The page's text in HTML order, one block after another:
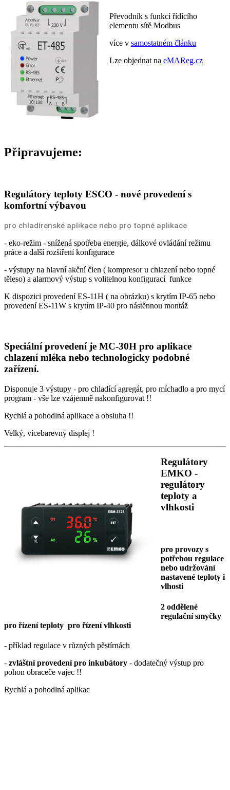
Převodník s funkcí řídícího
elementu sítě Modbus
více v samostatném článku
Lze objednat na eMAReg.cz
Připravujeme:
Regulátory teploty ESCO - nové provedení s
komfortní výbavou
pro chladírenské aplikace nebo pro topné aplikace
- eko-režim - snížená spotřeba energie, dálkové ovládání režimu
práce a další rozšíření konfigurace
- výstupy na hlavní akční člen ( kompresor u chlazení nebo topné
těleso) a alarmový výstup s volitelnou konfigurací funkce
K dispozici provedení ES-11H ( na obrázku) s krytím IP-65 nebo
provedení ES-11W s krytím IP-40 pro nástěnnou montáž
Speciální provedení je MC-30H pro aplikace
chlazení mléka nebo technologicky podobné
zařízení.
Disponuje 3 výstupy - pro chladící agregát, pro míchadlo a pro mycí
program - vše lze vzájemně nakonfigurovat !!
Rychlá a pohodlná aplikace a obsluha !!
Velký, vícebarevný displej !
Regulátory
EMKO -
regulátory
teploty a
vlhkosti
pro provozy s
potřebou regulace
nebo udržování
nastavené teploty i
vlhosti
2 oddělené
regulační smyčky
pro řízení teploty pro řízení vlhkosti
- příklad regulace v různých pěstírnách
- zvláštní provedení pro inkubátory - dodatečný výstup pro
pohon obraceče vajec !!
Rychlá a pohodlná aplikac